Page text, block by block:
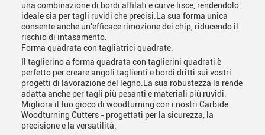
una combinazione di bordi affilati e curve lisce, rendendolo
ideale sia per tagli ruvidi che precisi.La sua forma unica
consente anche un'efficace rimozione dei chip, riducendo il
rischio di intasamento.
Forma quadrata con tagliatrici quadrate:
Il taglierino a forma quadrata con taglierini quadrati è
perfetto per creare angoli taglienti e bordi dritti sui vostri
progetti di lavorazione del legno.La sua robustezza la rende
adatta anche per tagli più pesanti e materiali più ruvidi.
Migliora il tuo gioco di woodturning con i nostri Carbide
Woodturning Cutters - progettati per la sicurezza, la
precisione e la versatilità.